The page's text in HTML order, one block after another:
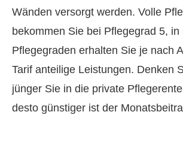
Wänden versorgt werden. Volle
bekommen Sie bei Pflegegrad 5, in
Pflegegraden erhalten Sie je nach
Tarif anteilige Leistungen. Denken
jünger Sie in die private
desto günstiger ist der